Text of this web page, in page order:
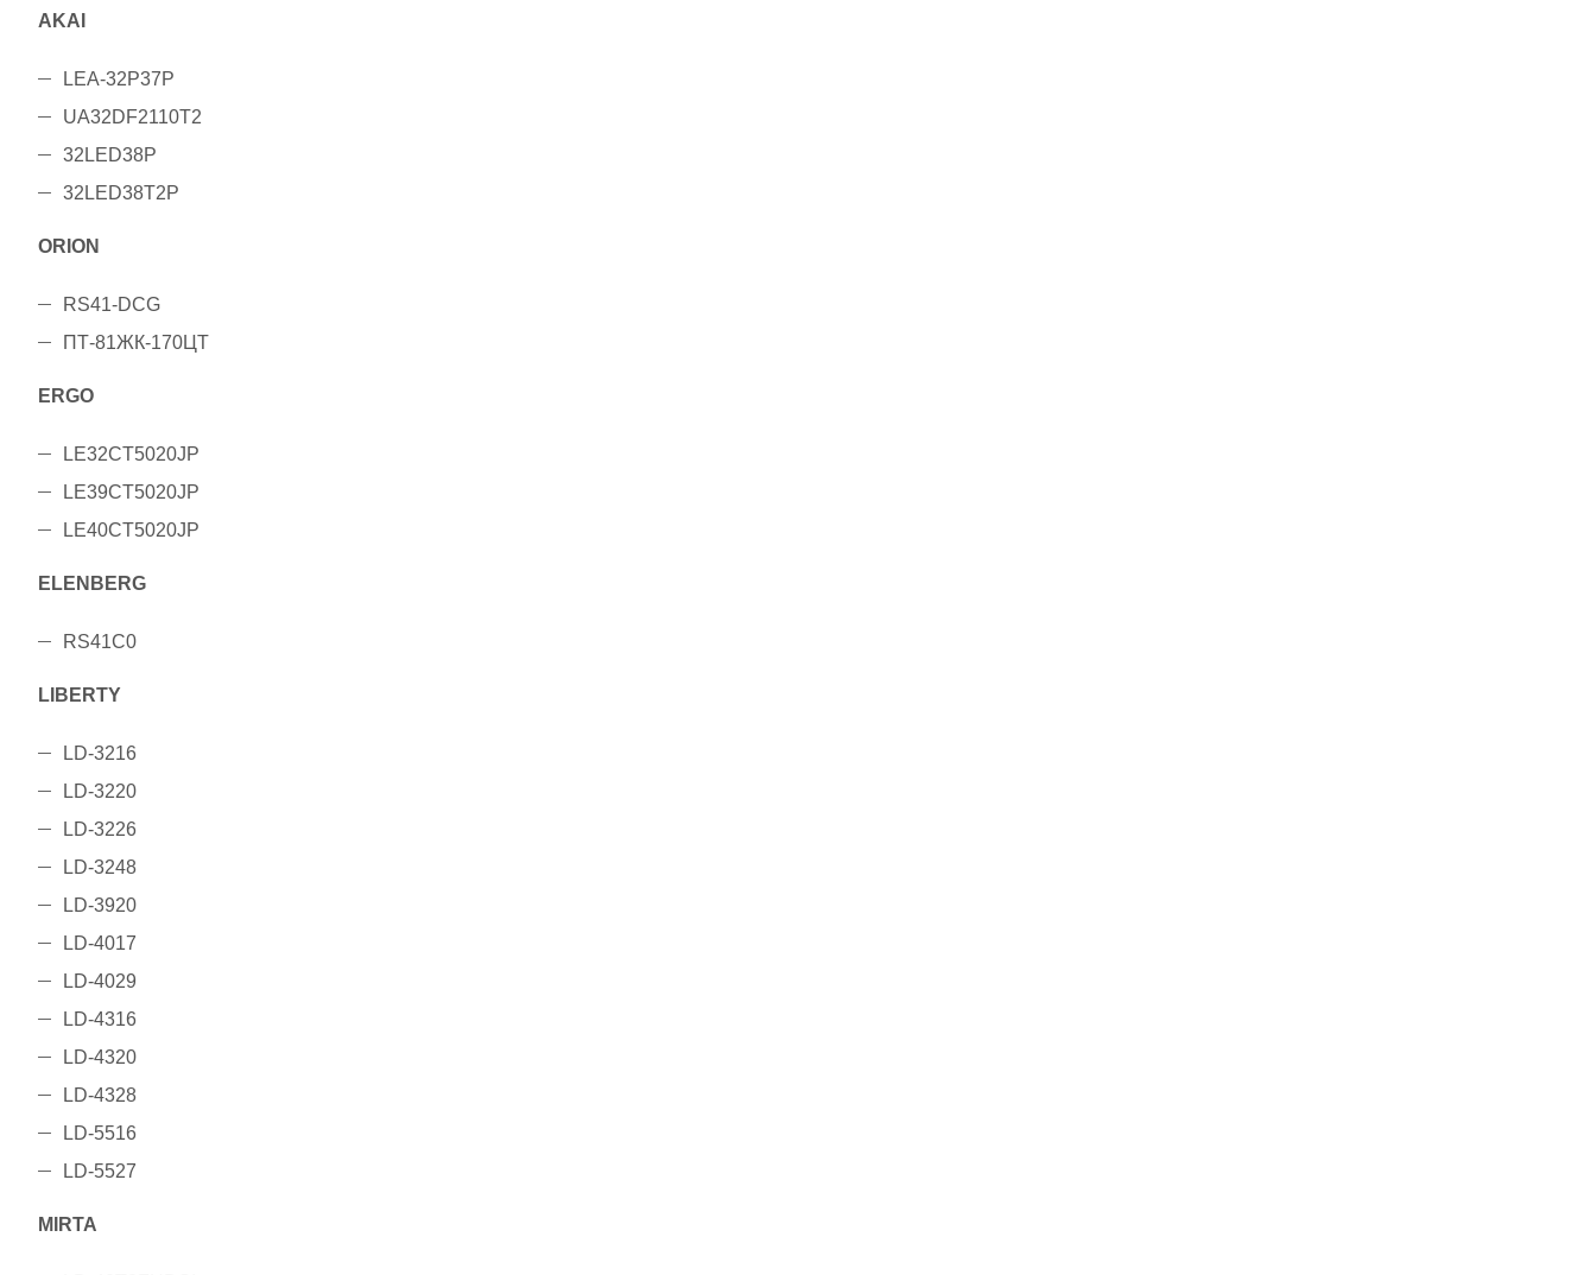
AKAI
LEA-32P37P
UA32DF2110T2
32LED38P
32LED38T2P
ORION
RS41-DCG
ПТ-81ЖК-170ЦТ
ERGO
LE32CT5020JP
LE39CT5020JP
LE40CT5020JP
ELENBERG
RS41C0
LIBERTY
LD-3216
LD-3220
LD-3226
LD-3248
LD-3920
LD-4017
LD-4029
LD-4316
LD-4320
LD-4328
LD-5516
LD-5527
MIRTA